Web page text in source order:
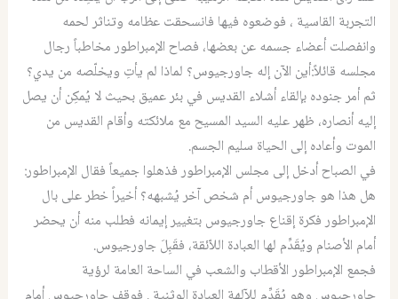
التجربة القاسية ، فوضعوه فيها فانسحقت عظامه وتناثر لحمه
وانفصلت أعضاء جسمه عن بعضها، فصاح الإمبراطور مخاطباً رجال
مجلسه قائلاً:أين الآن إله جاورجيوس؟ لماذا لم يأتِ ويخلّصه من يدي؟
ثم أمر جنوده بإلقاء أشلاء القديس في بئر عميق بحيث لا يُمكِن أن يصل
إليه أنصاره، ظهر عليه السيد المسيح مع ملائكته وأقام القديس من
الموت وأعاده إلى الحياة سليم الجسم.
في الصباح أدخل إلى مجلس الإمبراطور فذهلوا جميعاً فقال الإمبراطور:
هل هذا هو جاورجيوس أم شخص آخر يُشبهه؟ أخيراً خطر على بال
الإمبراطور فكرة إقناع جاورجيوس بتغيير إيمانه فطلب منه أن يحضر
أمام الأصنام ويُقَدِّم لها العبادة اللاّئقة، فقَبِلَ جاورجيوس.
فجمع الإمبراطور الأقطاب والشعب في الساحة العامة لرؤية